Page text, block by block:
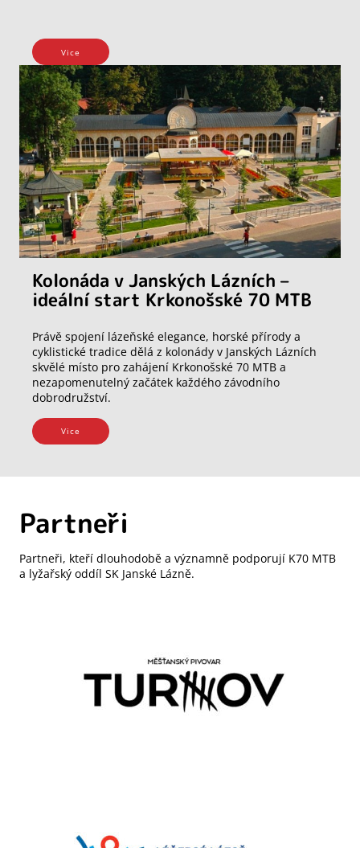
Vice
Kolonáda v Janských Lázních –
ideální start Krkonošské 70 MTB
Právě spojení lázeňské elegance, horské přírody a
cyklistické tradice dělá z kolonády v Janských Lázních
skvělé místo pro zahájení Krkonošské 70 MTB a
nezapomenutelný začátek každého závodního
dobrodružství.
Vice
Partneři
Partneři, kteří dlouhodobě a významně podporují K70 MTB
a lyžařský oddíl SK Janské Lázně.